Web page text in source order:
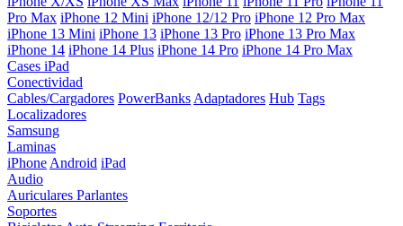
Pro Max iPhone 12 Mini iPhone 12/12 Pro iPhone 12 Pro Max
iPhone 13 Mini iPhone 13 iPhone 13 Pro iPhone 13 Pro Max
iPhone 14 iPhone 14 Plus iPhone 14 Pro iPhone 14 Pro Max
Cases iPad
Conectividad
Cables/Cargadores PowerBanks Adaptadores Hub Tags
Localizadores
Samsung
Laminas
iPhone Android iPad
Audio
Auriculares Parlantes
Soportes